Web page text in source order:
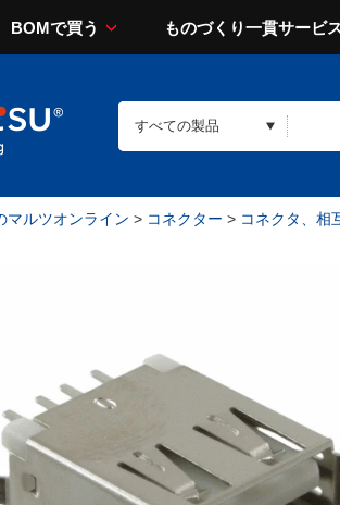
BOMで買う ものづくり一貫サービ
マルツオンライン > コネクター > コネクタ、相